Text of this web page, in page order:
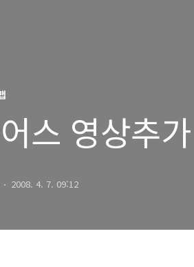
스 영상추
2008. 4. 7. 09:12